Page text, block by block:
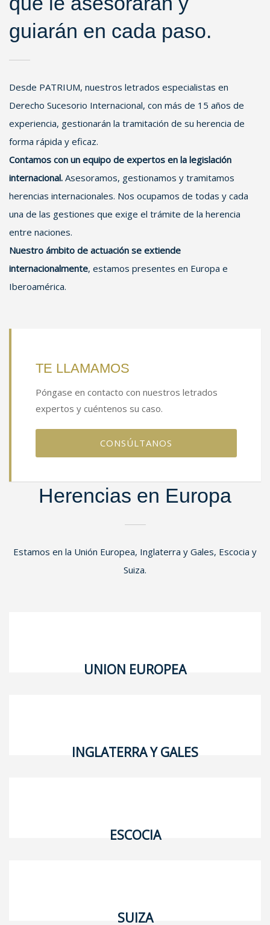
guiarán en cada paso.
Desde PATRIUM, nuestros letrados especialistas en
Derecho Sucesorio Internacional, con más de 15 años de
experiencia, gestionarán la tramitación de su herencia de
forma rápida y eficaz.
Contamos con un equipo de expertos en la legislación
internacional. Asesoramos, gestionamos y tramitamos
herencias internacionales. Nos ocupamos de todas y cada
una de las gestiones que exige el trámite de la herencia
entre naciones.
Nuestro ámbito de actuación se extiende
internacionalmente, estamos presentes en Europa e
Iberoamérica.
TE LLAMAMOS
Póngase en contacto con nuestros letrados
expertos y cuéntenos su caso.
CONSÚLTANOS
Herencias en Europa
Estamos en la Unión Europea, Inglaterra y Gales, Escocia y
Suiza.
UNION EUROPEA
INGLATERRA Y GALES
ESCOCIA
SUIZA